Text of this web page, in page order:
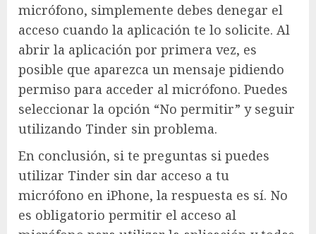
micrófono, simplemente debes denegar el
acceso cuando la aplicación te lo solicite. Al
abrir la aplicación por primera vez, es
posible que aparezca un mensaje pidiendo
permiso para acceder al micrófono. Puedes
seleccionar la opción “No permitir” y seguir
utilizando Tinder sin problema.
En conclusión, si te preguntas si puedes
utilizar Tinder sin dar acceso a tu
micrófono en iPhone, la respuesta es sí. No
es obligatorio permitir el acceso al